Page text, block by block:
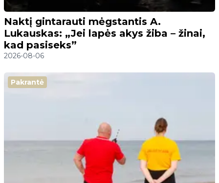
Naktį gintarauti mėgstantis A.
Lukauskas: „Jei lapės akys žiba – žinai,
kad pasiseks”
2026-08-06
Pakrantė